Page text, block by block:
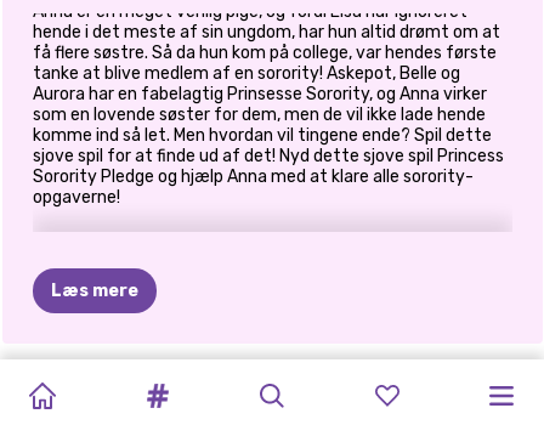
Anna er en meget venlig pige, og fordi Elsa har ignoreret
hende i det meste af sin ungdom, har hun altid drømt om at
få flere søstre. Så da hun kom på college, var hendes første
tanke at blive medlem af en sorority! Askepot, Belle og
Aurora har en fabelagtig Prinsesse Sorority, og Anna virker
som en lovende søster for dem, men de vil ikke lade hende
komme ind så let. Men hvordan vil tingene ende? Spil dette
sjove spil for at finde ud af det! Nyd dette sjove spil Princess
Sorority Pledge og hjælp Anna med at klare alle sorority-
opgaverne!
Læs mere
DEN WHITE
FASHION
COPPELIA
BALLERINA
FØDSELSDAGSOVERRASKELSE
GEM
TVILLINGEEVENTYR:
OVERRASKELSE
ARCADE
DORAHS
EVENTYR
PRINSESSE